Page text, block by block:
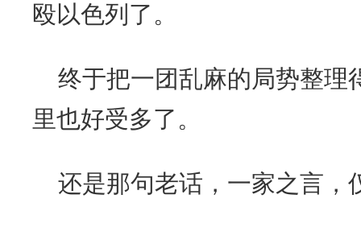
殴以色列了。
终于把一团乱麻的局势整理
里也好受多了。
还是那句老话，一家之言，